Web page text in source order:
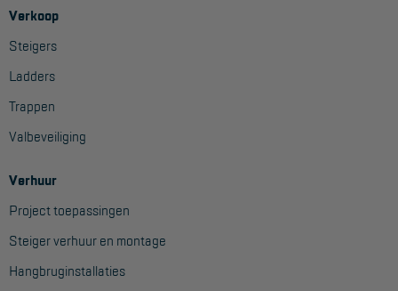
Verkoop
Steigers
Ladders
Trappen
Valbeveiliging
Verhuur
Project toepassingen
Steiger verhuur en montage
Hangbruginstallaties